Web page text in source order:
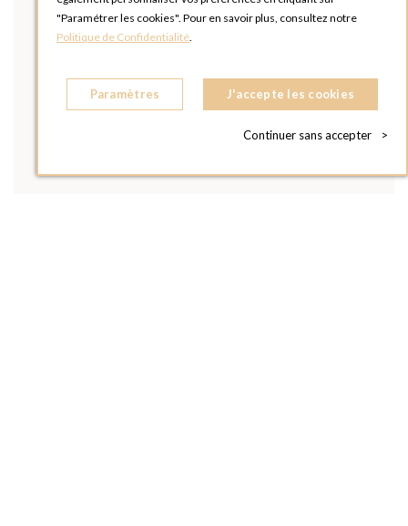
"Paramétrer les cookies". Pour en savoir plus, consultez notre
Politique de Confidentialité.
Paramètres J'accepte les cookies
Continuer sans accepter >